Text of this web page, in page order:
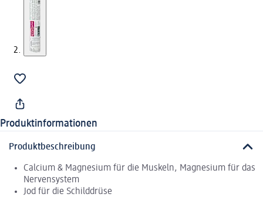
Produktinformationen
Produktbeschreibung
Calcium & Magnesium für die Muskeln, Magnesium für das
Nervensystem
Jod für die Schilddrüse